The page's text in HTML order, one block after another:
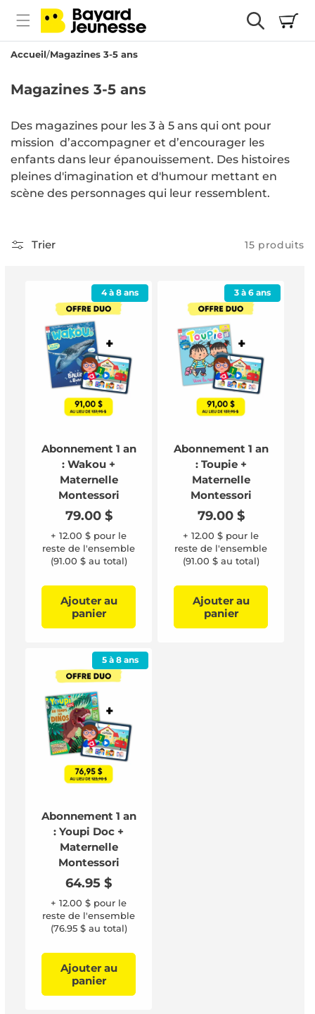
passer
au
contenu
Panier
Accueil Magazines 3-5 ans
C
l
l
e
c
i
Magazines 3-5 ans
Des magazines pour les 3 à 5 ans qui ont pour
mission d’accompagner et d’encourager les
enfants dans leur épanouissement. Des histoires
pleines d'imagination et d'humour mettant en
scène des personnages qui leur ressemblent.
Trier 15 produits
4 à 8 ans
Abonnement 1 an
: Wakou +
Maternelle
Montessori
Prix
habituel
79.00 $
+ 12.00 $ pour le
reste de l'ensemble
(91.00 $ au total)
Ajouter au
panier
3 à 6 ans
Abonnement 1 an
: Toupie +
Maternelle
Montessori
Prix
habituel
79.00 $
+ 12.00 $ pour le
reste de l'ensemble
(91.00 $ au total)
Ajouter au
panier
5 à 8 ans
Abonnement 1 an
: Youpi Doc +
Maternelle
Montessori
Prix
habituel
64.95 $
+ 12.00 $ pour le
reste de l'ensemble
(76.95 $ au total)
Ajouter au
panier